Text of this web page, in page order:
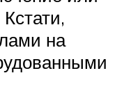
на